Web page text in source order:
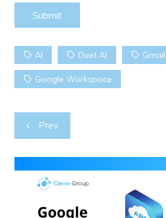
AI Duet AI Gmail
Google Workspace
Post
navigation
Prev